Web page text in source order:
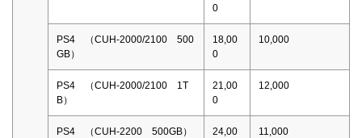
0
PS4 （CUH-2000/2100 500
GB）
18,00
0
10,000
PS4 （CUH-2000/2100 1T
B）
21,00
0
12,000
PS4 （CUH-2200 500GB）
24,00
11,000